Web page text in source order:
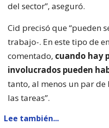
del sector”, aseguró.
Cid precisó que “pueden
trabajo-. En este tipo de
comentado, cuando hay
involucrados pueden
tanto, al menos un par
las tareas”.
Lee también...